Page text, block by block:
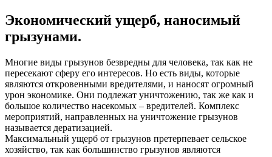
Экономический ущерб, наносимый
грызунами.
Многие виды грызунов безвредны для человека, так как не
пересекают сферу его интересов. Но есть виды, которые
являются откровенными вредителями, и наносят огромный
урон экономике. Они подлежат уничтожению, так же как и
большое количество насекомых – вредителей. Комплекс
мероприятий, направленных на уничтожение грызунов
называется дератизацией.
Максимальный ущерб от грызунов претерпевает сельское
хозяйство, так как большинство грызунов являются